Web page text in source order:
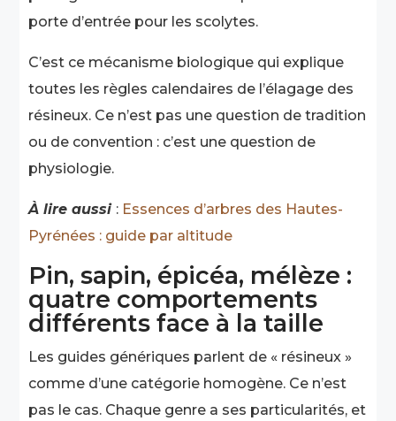
porte d’entrée pour les scolytes.
C’est ce mécanisme biologique qui explique
toutes les règles calendaires de l’élagage des
résineux. Ce n’est pas une question de tradition
ou de convention : c’est une question de
physiologie.
À lire aussi : Essences d’arbres des Hautes-
Pyrénées : guide par altitude
Pin, sapin, épicéa, mélèze :
quatre comportements
différents face à la taille
Les guides génériques parlent de « résineux »
comme d’une catégorie homogène. Ce n’est
pas le cas. Chaque genre a ses particularités, et